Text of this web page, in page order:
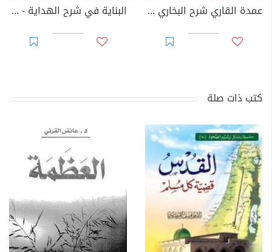
عمدة القاري شرح البخاري - الجزء العاشر البناية في شرح الهداية - المجلد الأول
كتب ذات صلة